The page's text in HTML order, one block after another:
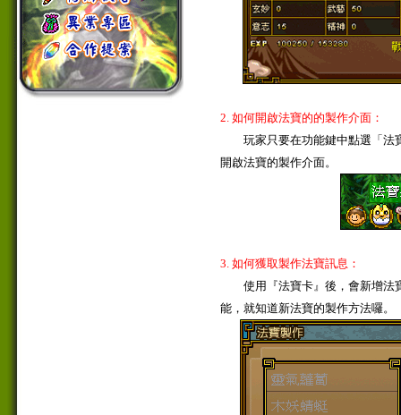
2. 如何開啟法寶的的製作介面：
玩家只要在功能鍵中點選「法
開啟法寶的製作介面。
3. 如何獲取製作法寶訊息：
使用『法寶卡』後，會新增法
能，就知道新法寶的製作方法囉。